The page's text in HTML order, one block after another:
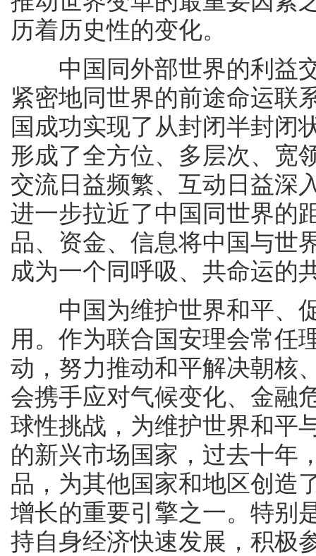
历着历史性的变化。
中国同外部世界的利益交
紧密地同世界的前途命运联
国成功实现了从封闭半封闭
形成了全方位、多层次、宽
交流日益频繁、互动日益深
进一步拉近了中国同世界的
品、资金、信息将中国与世
成为一个同呼吸、共命运的
中国为维护世界和平、促
用。作为联合国安理会常任
动，努力推动和平解决朝核
会携手应对气候变化、金融
球性挑战，为维护世界和平
的新兴市场国家，过去十年
品，为其他国家和地区创造
增长的重要引擎之一。特别
持自身经济快速发展，积极